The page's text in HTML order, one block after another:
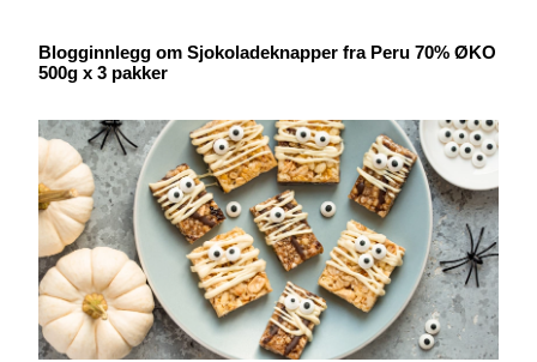
Blogginnlegg om Sjokoladeknapper fra Peru 70% ØKO
500g x 3 pakker